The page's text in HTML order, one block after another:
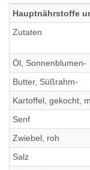
Hauptnährstoffe
Zutaten
Öl, Sonnenblumen-
Butter, Süßrahm-
Kartoffel, gekocht,
Senf
Zwiebel, roh
Salz